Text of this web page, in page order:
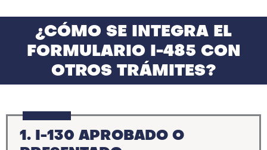
¿CÓMO SE INTEGRA EL
FORMULARIO I-485 CON
OTROS TRÁMITES?
1. I-130 APROBADO O